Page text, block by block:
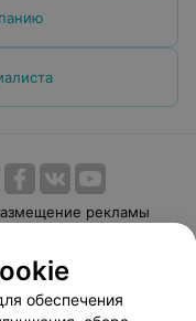
рекламы
Способы оплаты
обеспечения